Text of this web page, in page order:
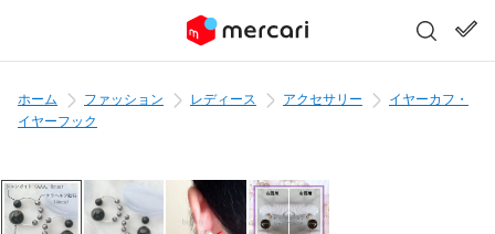
ホーム ファッション レディース アクセサリー
イヤーカフ・
イヤーフック